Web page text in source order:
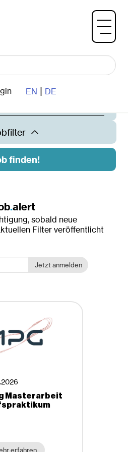
EN | DE
Projektmitarbeiter
Ferialjobs
finden!
.alert
sobald neue
Filter veröffentlicht
Jetzt anmelden
Masterarbeit
erfahren